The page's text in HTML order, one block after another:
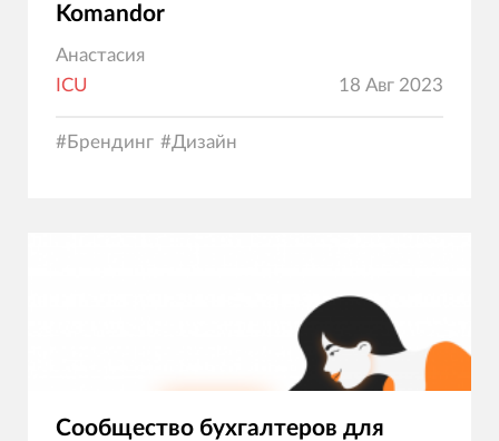
Komandor
Анастасия
ICU
18 Авг 2023
#Брендинг #Дизайн
Сообщество бухгалтеров для